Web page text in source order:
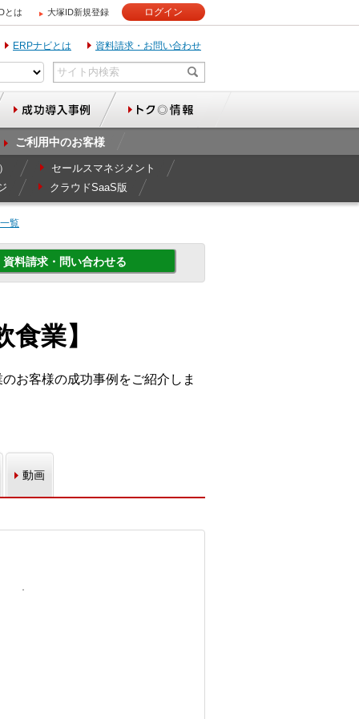
とは 大塚ID新規登録 ログイン
ERPナビとは 資料請求・お問い合わせ
ご利用中のお客様
セールスマネジメント
クラウドSaaS版
覧
資料請求・問い合わせる
業】
お客様の成功事例をご紹介しま
動画